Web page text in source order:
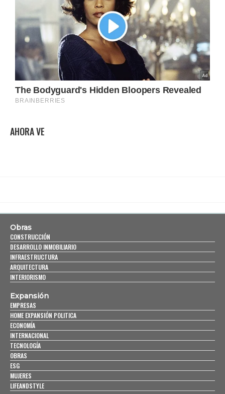
AHORA VE
Obras
CONSTRUCCIÓN
DESARROLLO INMOBILIARIO
INFRAESTRUCTURA
ARQUITECTURA
INTERIORISMO
Expansión
EMPRESAS
HOME EXPANSIÓN POLITICA
ECONOMÍA
INTERNACIONAL
TECNOLOGÍA
OBRAS
ESG
MUJERES
LIFEANDSTYLE